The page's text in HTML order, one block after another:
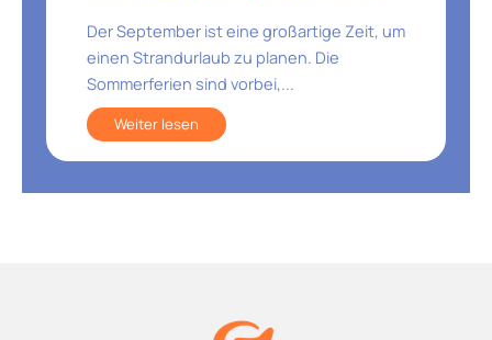
Der September ist eine großartige Zeit, um
einen Strandurlaub zu planen. Die
Sommerferien sind vorbei,...
Weiter lesen